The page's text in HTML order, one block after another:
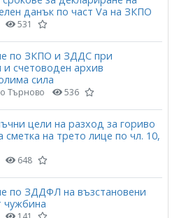
данък по част Vа на ЗКПО
531
по ЗКПО и ЗДДС при
счетоводен архив
сила
Търново 536
цели на разход за гориво
на трето лице по чл. 10,
648
по ЗДДФЛ на възстановени
чужбина